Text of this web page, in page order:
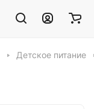
Детское питание